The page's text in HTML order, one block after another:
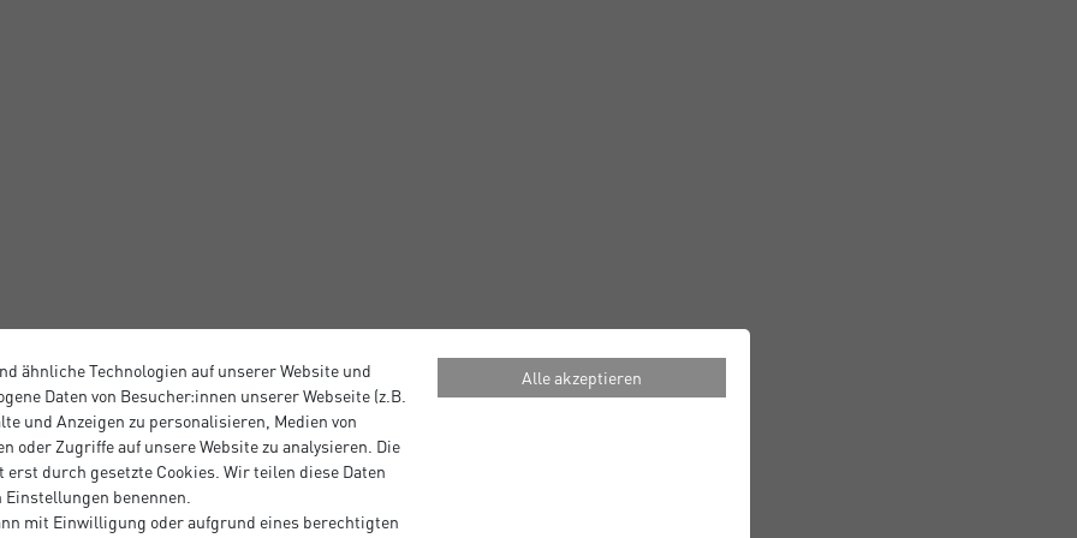
ähnliche Technologien auf unserer Website und
Daten von Besucher:innen unserer Webseite (z.B.
und Anzeigen zu personalisieren, Medien von
oder Zugriffe auf unsere Website zu analysieren. Die
durch gesetzte Cookies. Wir teilen diese Daten
benennen.
mit Einwilligung oder aufgrund eines berechtigten
Alle akzeptieren